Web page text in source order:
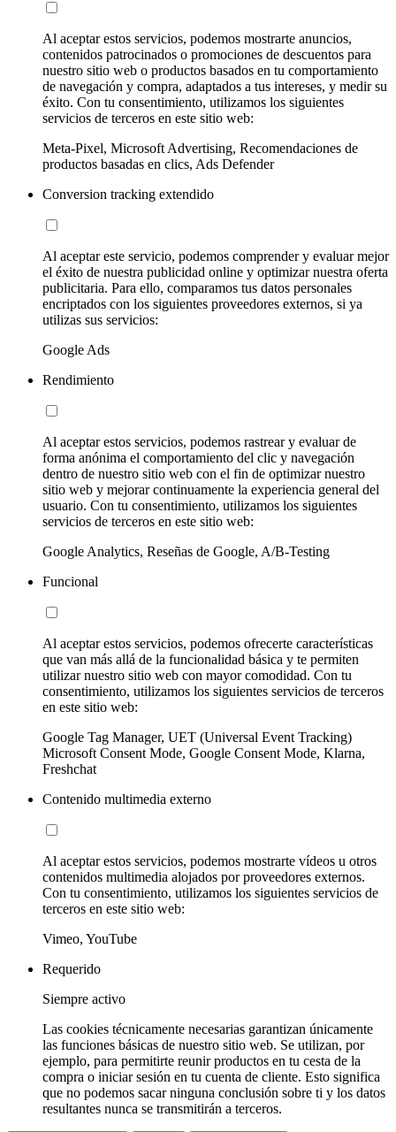
Al aceptar estos servicios, podemos mostrarte anuncios,
contenidos patrocinados o promociones de descuentos para
nuestro sitio web o productos basados en tu comportamiento
de navegación y compra, adaptados a tus intereses, y medir su
éxito. Con tu consentimiento, utilizamos los siguientes
servicios de terceros en este sitio web:
Meta-Pixel, Microsoft Advertising, Recomendaciones de
productos basadas en clics, Ads Defender
Conversion tracking extendido
Al aceptar este servicio, podemos comprender y evaluar mejor
el éxito de nuestra publicidad online y optimizar nuestra oferta
publicitaria. Para ello, comparamos tus datos personales
encriptados con los siguientes proveedores externos, si ya
utilizas sus servicios:
Google Ads
Rendimiento
Al aceptar estos servicios, podemos rastrear y evaluar de
forma anónima el comportamiento del clic y navegación
dentro de nuestro sitio web con el fin de optimizar nuestro
sitio web y mejorar continuamente la experiencia general del
usuario. Con tu consentimiento, utilizamos los siguientes
servicios de terceros en este sitio web:
Google Analytics, Reseñas de Google, A/B-Testing
Funcional
Al aceptar estos servicios, podemos ofrecerte características
que van más allá de la funcionalidad básica y te permiten
utilizar nuestro sitio web con mayor comodidad. Con tu
consentimiento, utilizamos los siguientes servicios de terceros
en este sitio web:
Google Tag Manager, UET (Universal Event Tracking)
Microsoft Consent Mode, Google Consent Mode, Klarna,
Freshchat
Contenido multimedia externo
Al aceptar estos servicios, podemos mostrarte vídeos u otros
contenidos multimedia alojados por proveedores externos.
Con tu consentimiento, utilizamos los siguientes servicios de
terceros en este sitio web:
Vimeo, YouTube
Requerido
Siempre activo
Las cookies técnicamente necesarias garantizan únicamente
las funciones básicas de nuestro sitio web. Se utilizan, por
ejemplo, para permitirte reunir productos en tu cesta de la
compra o iniciar sesión en tu cuenta de cliente. Esto significa
que no podemos sacar ninguna conclusión sobre ti y los datos
resultantes nunca se transmitirán a terceros.